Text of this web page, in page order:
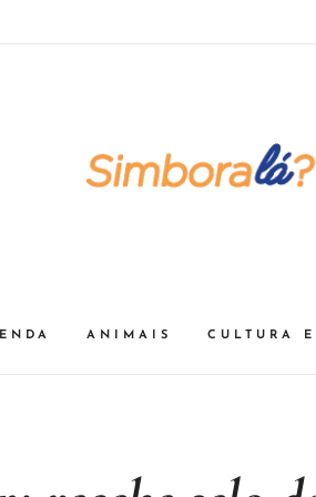
ANIMAIS CULTURA